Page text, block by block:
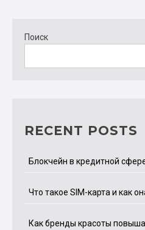
Поиск
RECENT POSTS
Блокчейн в кредитной
Что такое SIM-карта и как
Как бренды красоты